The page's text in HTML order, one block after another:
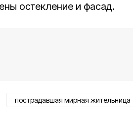
остекление и фасад.
пострадавшая мирная жительница